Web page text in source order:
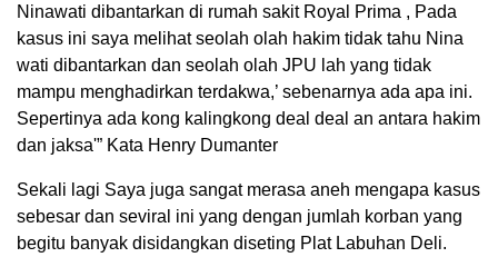
Ninawati dibantarkan di rumah sakit Royal Prima , Pada
kasus ini saya melihat seolah olah hakim tidak tahu Nina
wati dibantarkan dan seolah olah JPU lah yang tidak
mampu menghadirkan terdakwa,’ sebenarnya ada apa ini.
Sepertinya ada kong kalingkong deal deal an antara hakim
dan jaksa'” Kata Henry Dumanter
Sekali lagi Saya juga sangat merasa aneh mengapa kasus
sebesar dan seviral ini yang dengan jumlah korban yang
begitu banyak disidangkan diseting Plat Labuhan Deli.